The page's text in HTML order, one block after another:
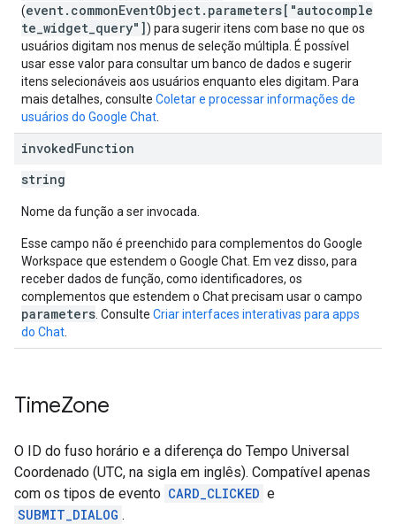
(event.commonEventObject.parameters["autocomple
te_widget_query"]) para sugerir itens com base no que os
usuários digitam nos menus de seleção múltipla. É possível
usar esse valor para consultar um banco de dados e sugerir
itens selecionáveis aos usuários enquanto eles digitam. Para
mais detalhes, consulte Coletar e processar informações de
usuários do Google Chat
invokedFunction
string
Nome da função a ser invocada.
Esse campo não é preenchido para complementos do Google
Workspace que estendem o Google Chat. Em vez disso, para
receber dados de função, como identificadores, os
complementos que estendem o Chat precisam usar o campo
parameters . Consulte Criar interfaces interativas para apps
do Chat
TimeZone
O ID do fuso horário e a diferença do Tempo Universal
Coordenado (UTC, na sigla em inglês). Compatível apenas
com os tipos de evento CARD_CLICKED e
SUBMIT_DIALOG .